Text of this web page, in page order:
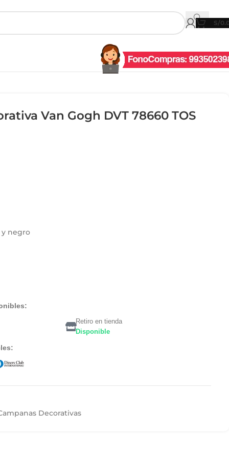
S/
Van Gogh DVT 78660 TOS
y negro
Retiro en tienda
Disponible
Decorativas